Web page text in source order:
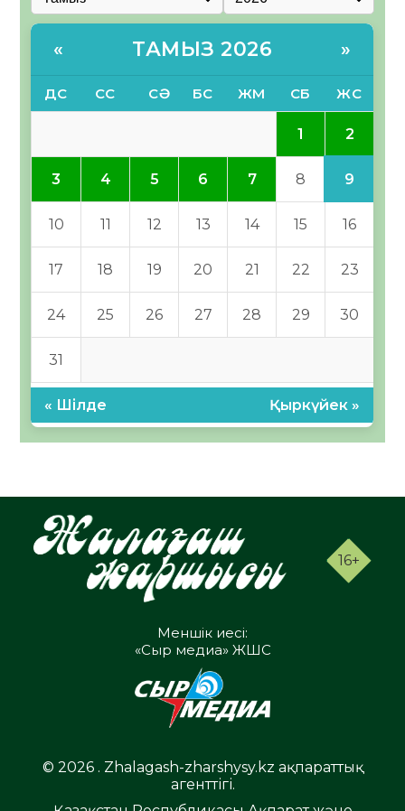
« ТАМЫЗ 2026 »
ДС СС СӘ БС ЖМ СБ ЖС
1 2
3 4 5 6 7 8 9
10 11 12 13 14 15 16
17 18 19 20 21 22 23
24 25 26 27 28 29 30
31
« Шілде Қыркүйек »
16+
Меншік иесі:
«Сыр медиа» ЖШС
© 2026 . Zhalagash-zharshysy.kz ақпараттық
агенттігі.